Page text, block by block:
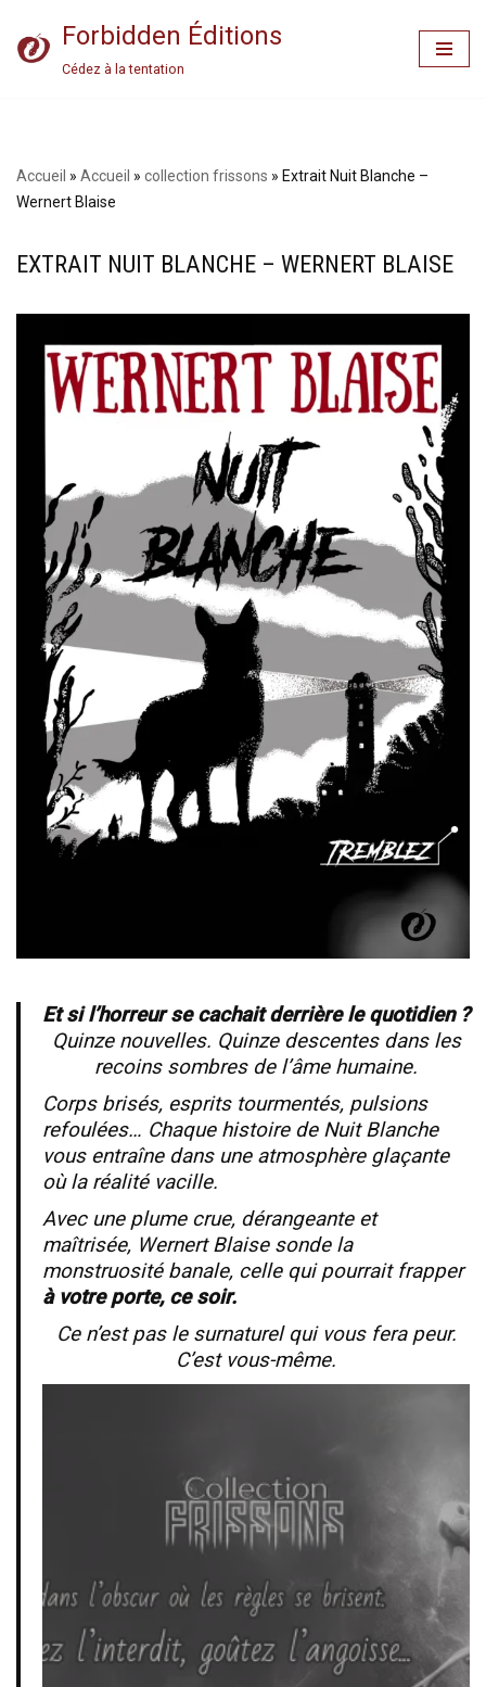
Aller
Forbidden Éditions
Cédez à la tentation
Accueil » Accueil » collection frissons » Extrait Nuit Blanche –
Wernert Blaise
EXTRAIT NUIT BLANCHE – WERNERT BLAISE
Et si l’horreur se cachait derrière le quotidien ?
Quinze nouvelles. Quinze descentes dans les
recoins sombres de l’âme humaine.
Corps brisés, esprits tourmentés, pulsions
refoulées… Chaque histoire de Nuit Blanche
vous entraîne dans une atmosphère glaçante
où la réalité vacille.
Avec une plume crue, dérangeante et
maîtrisée, Wernert Blaise sonde la
monstruosité banale, celle qui pourrait frapper
à votre porte, ce soir.
Ce n’est pas le surnaturel qui vous fera peur.
C’est vous-même.